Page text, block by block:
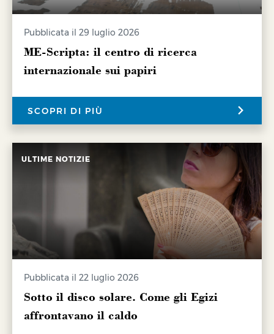
Pubblicata il 29 luglio 2026
ME-Scripta: il centro di ricerca
internazionale sui papiri
SCOPRI DI PIÙ
ULTIME NOTIZIE
Pubblicata il 22 luglio 2026
Sotto il disco solare. Come gli Egizi
affrontavano il caldo